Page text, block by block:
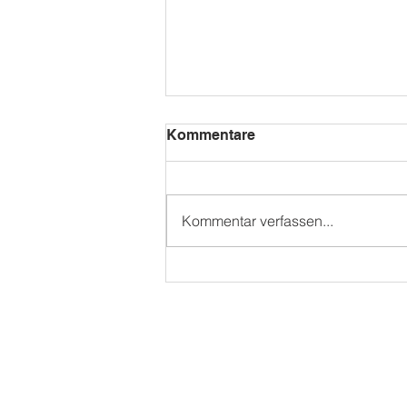
WAMS SOMMERFEST
Kommentare
Kommentar verfassen...